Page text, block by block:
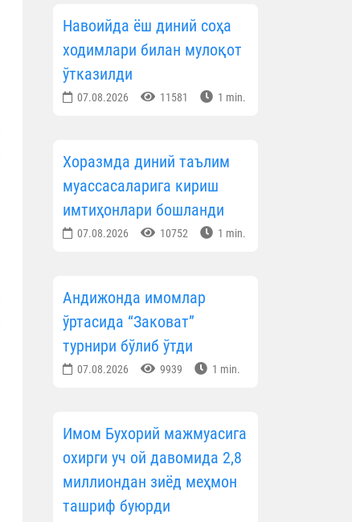
Навоийда ёш диний соҳа
ходимлари билан мулоқот
ўтказилди
07.08.2026 11581 1 min.
Хоразмда диний таълим
муассасаларига кириш
имтиҳонлари бошланди
07.08.2026 10752 1 min.
Андижонда имомлар
ўртасида “Заковат”
турнири бўлиб ўтди
07.08.2026 9939 1 min.
Имом Бухорий мажмуасига
охирги уч ой давомида 2,8
миллиондан зиёд меҳмон
ташриф буюрди